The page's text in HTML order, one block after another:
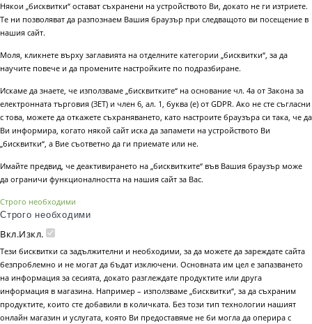
Някои „бисквитки“ остават съхранени на устройството Ви, докато не ги изтриете.
Те ни позволяват да разпознаем Вашия браузър при следващото ви посещение в
нашия сайт.
Моля, кликнете върху заглавията на отделните категории „бисквитки“, за да
научите повече и да промените настройките по подразбиране.
Искаме да знаете, че използваме „бисквитките“ на основание чл. 4а от Закона за
електронната търговия (ЗЕТ) и член 6, ал. 1, буква (е) от GDPR. Ако не сте съгласни
с това, можете да откажете съхраняването, като настроите браузъра си така, че да
Ви информира, когато някой сайт иска да запамети на устройството Ви
„бисквитки“, а Вие съответно да ги приемате или не.
Имайте предвид, че деактивирането на „бисквитките“ във Вашия браузър може
да ограничи функционалността на нашия сайт за Вас.
Строго необходими
Строго необходими
Вкл.Изкл.
Тези бисквитки са задължителни и необходими, за да можете да зареждате сайта
безпроблемно и не могат да бъдат изключени. Основната им цел е запазването
на информация за сесията, докато разглеждате продуктите или друга
информация в магазина. Например – използваме „бисквитки“, за да съхраним
продуктите, които сте добавили в количката. Без този тип технологии нашият
онлайн магазин и услугата, която Ви предоставяме не би могла да оперира с